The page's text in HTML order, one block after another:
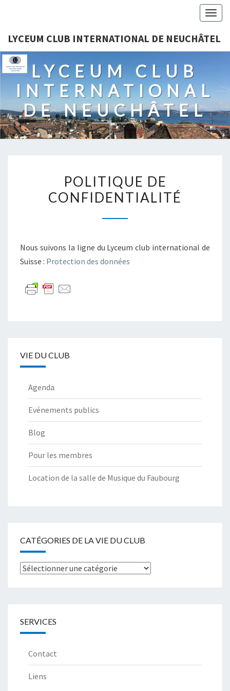
LYCEUM CLUB INTERNATIONAL DE NEUCHÂTEL
LYCEUM CLUB
INTERNATIONAL
DE NEUCHÂTEL
DE
CONFIDENTIALITÉ
POLITIQUE DE
CONFIDENTIALITÉ
Nous suivons la ligne du Lyceum club international de
Suisse : Protection des données
VIE DU CLUB
Agenda
Evénements publics
Blog
Pour les membres
Location de la salle de Musique du Faubourg
CATÉGORIES DE LA VIE DU CLUB
Catégories
du
club
SERVICES
Contact
Liens